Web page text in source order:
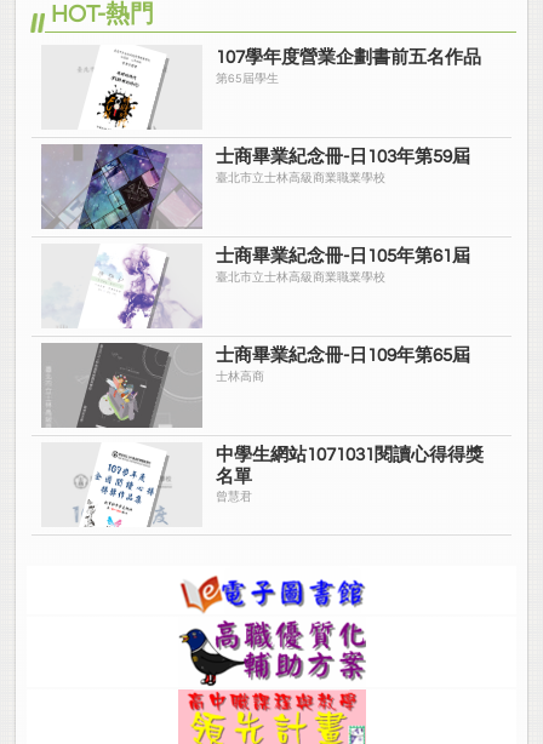
HOT-熱門
107學年度營業企劃書前五名作品
第65屆學生
士商畢業紀念冊-日103年第59屆
臺北市立士林高級商業職業學校
士商畢業紀念冊-日105年第61屆
臺北市立士林高級商業職業學校
士商畢業紀念冊-日109年第65屆
士林高商
中學生網站1071031閱讀心得得獎
名單
曾慧君